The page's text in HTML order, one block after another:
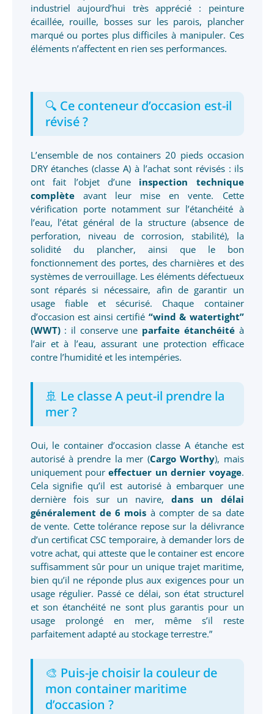
industriel aujourd’hui très apprécié : peinture
écaillée, rouille, bosses sur les parois, plancher
marqué ou portes plus difficiles à manipuler. Ces
éléments n’affectent en rien ses performances.
🔍 Ce conteneur d’occasion est-il
révisé ?
L’ensemble de nos containers 20 pieds occasion
DRY étanches (classe A) à l’achat sont révisés : ils
ont fait l’objet d’une inspection technique
complèteavant leur mise en vente. Cette
vérification porte notamment sur l’étanchéité à
l’eau, l’état général de la structure (absence de
perforation, niveau de corrosion, stabilité), la
solidité du plancher, ainsi que le bon
fonctionnement des portes, des charnières et des
systèmes de verrouillage. Les éléments défectueux
sont réparés si nécessaire, afin de garantir un
usage fiable et sécurisé. Chaque container
d’occasion est ainsi certifié “wind & watertight”
(WWT): il conserve une parfaite étanchéitéà
l’air et à l’eau, assurant une protection efficace
contre l’humidité et les intempéries.
🚢 Le classe A peut-il prendre la
mer ?
Oui, le container d’occasion classe A étanche est
autorisé à prendre la mer (Cargo Worthy), mais
uniquement poureffectuer un dernier voyage.
Cela signifie qu’il est autorisé à embarquer une
dernière fois sur un navire,dans un délai
généralement de 6 mois à compter de sa date
de vente. Cette tolérance repose sur la délivrance
d’un certificat CSC temporaire, à demander lors de
votre achat, qui atteste que le container est encore
suffisamment sûr pour un unique trajet maritime,
bien qu’il ne réponde plus aux exigences pour un
usage régulier. Passé ce délai, son état structurel
et son étanchéité ne sont plus garantis pour un
usage prolongé en mer, même s’il reste
parfaitement adapté au stockage terrestre.”
🎨 Puis-je choisir la couleur de
mon container maritime
d’occasion ?